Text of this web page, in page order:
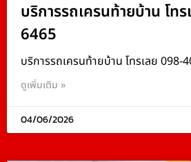
บริการรถเครนท้ายบ้าน โท
6465
บริการรถเครนท้ายบ้าน โทรเลย 098-
ดูเพิ่มเติม »
04/06/2026